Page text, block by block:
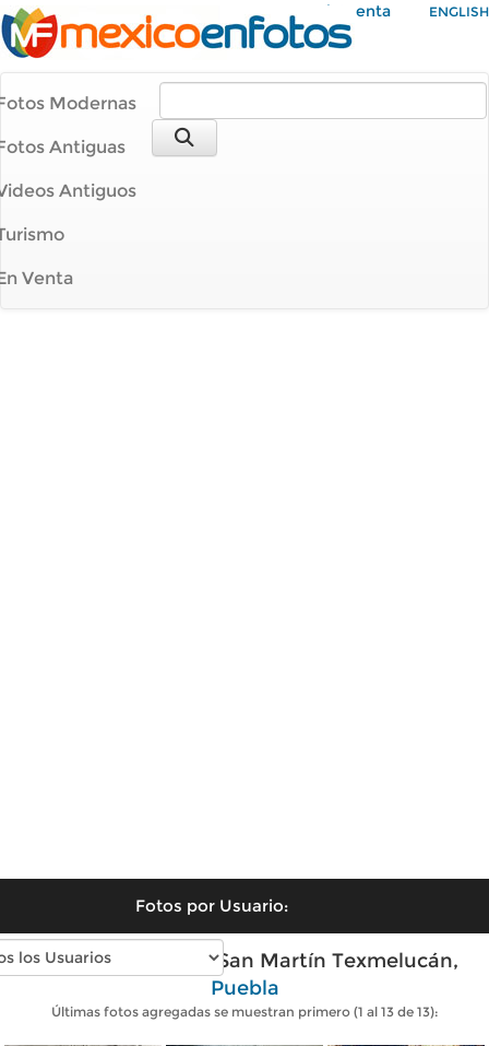
Mi Cuenta ENGLISH
Modernas
Antiguas
Antiguos
Venta
Fotos por Usuario:
Fotos antiguas de San Martín Texmelucán,
Puebla
Últimas fotos agregadas se muestran primero (1 al 13 de 13):